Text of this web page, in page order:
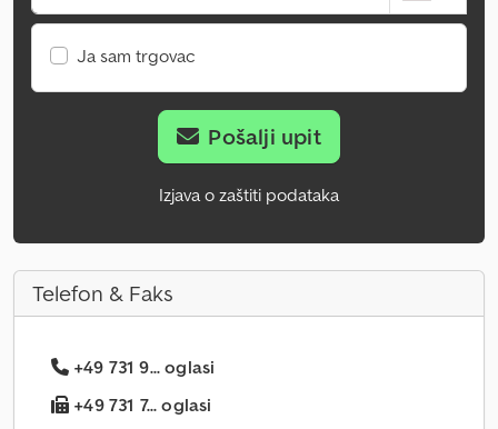
Ja sam trgovac
Pošalji upit
Izjava o zaštiti podataka
Telefon & Faks
+49 731 9... oglasi
+49 731 7... oglasi